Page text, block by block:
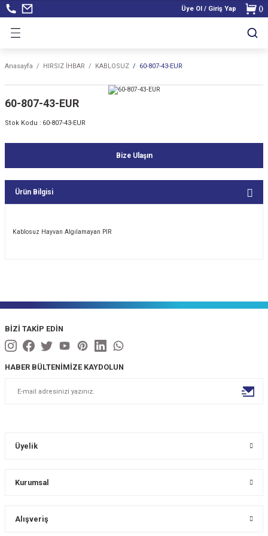
Üye Ol / Giriş Yap ()
Anasayfa HIRSIZ İHBAR KABLOSUZ 60-807-43-EUR
60-807-43-EUR
Stok Kodu : 60-807-43-EUR
Bize Ulaşın
Ürün Bilgisi
Kablosuz Hayvan Algılamayan PIR
BİZİ TAKİP EDİN
HABER BÜLTENİMİZE KAYDOLUN
Üyelik
Kurumsal
Alışveriş